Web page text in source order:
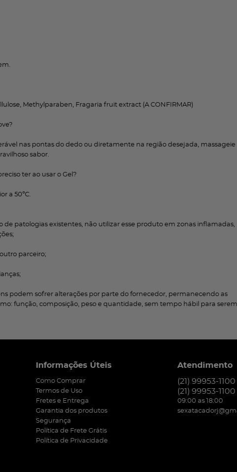
Methylparaben, Fragaria fruit extract (A CONFIRMAR)
nas pontas do dedo ou diretamente na região desejada, massageie
sabor.
ter ao usar o Gel?
a 50ºC.
de patologias existentes, não utilizar esse produto em zonas inflamadas,
parceiro;
podem sofrer alterações por parte do fornecedor, permanecendo as
função, composição, peso e quantidade, sem tempo hábil para serem
Informações Úteis
Como Comprar
Termos de Uso
Fretes e Entrega
Garantia dos produtos
Segurança
Política de Frete Grátis
Política de Privacidade
Atendimento
(21) 99953-1100
(21) 99953-1100
09:00 as 18:00